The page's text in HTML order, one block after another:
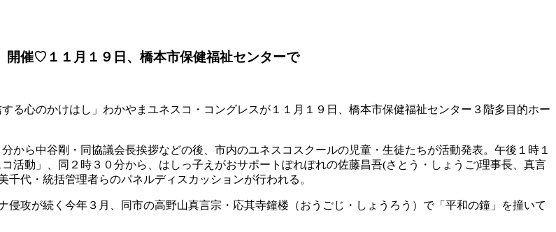
開催♡１１月１９日、橋本市保健福祉センターで
る心のかけはし」わかやまユネスコ・コングレスが１１月１９日、橋本市保健福祉センター３階多目的ホー
から中谷剛・同協議会長挨拶などの後、市内のユネスコスクールの児童・生徒たちが活動発表。午後１時１
活動」、同２時３０分から、はしっ子えがおサポートぽれぽれの佐藤昌吾(さとう・しょうご)理事長、真言
代・統括管理者らのパネルディスカッションが行われる。
攻が続く今年３月、同市の高野山真言宗・応其寺鐘楼（おうごじ・しょうろう）で「平和の鐘」を撞いて